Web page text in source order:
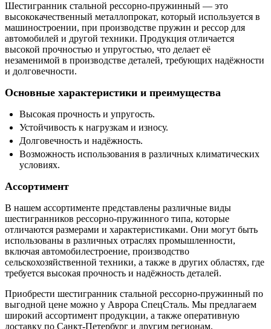
Шестигранник стальной рессорно-пружинный — это
высококачественный металлопрокат, который используется в
машиностроении, при производстве пружин и рессор для
автомобилей и другой техники. Продукция отличается
высокой прочностью и упругостью, что делает её
незаменимой в производстве деталей, требующих надёжности
и долговечности.
Основные характеристики и преимущества
Высокая прочность и упругость.
Устойчивость к нагрузкам и износу.
Долговечность и надёжность.
Возможность использования в различных климатических
условиях.
Ассортимент
В нашем ассортименте представлены различные виды
шестигранников рессорно-пружинного типа, которые
отличаются размерами и характеристиками. Они могут быть
использованы в различных отраслях промышленности,
включая автомобилестроение, производство
сельскохозяйственной техники, а также в других областях, где
требуется высокая прочность и надёжность деталей.
Приобрести шестигранник стальной рессорно-пружинный по
выгодной цене можно у Аврора СпецСталь. Мы предлагаем
широкий ассортимент продукции, а также оперативную
доставку по Санкт-Петербург и другим регионам.